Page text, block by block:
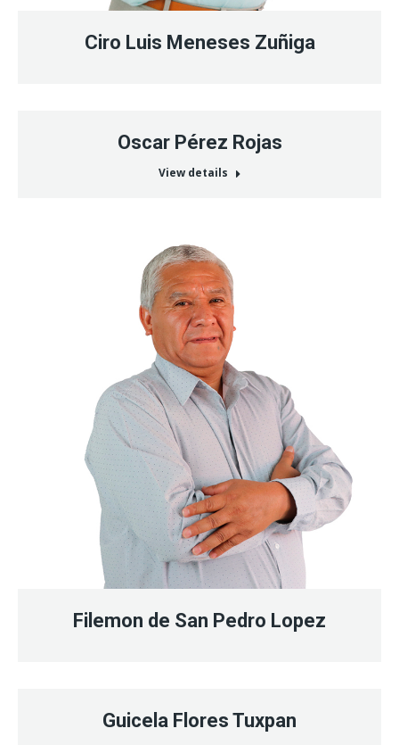
Ciro Luis Meneses Zuñiga
Oscar Pérez Rojas
View details
Filemon de San Pedro Lopez
Guicela Flores Tuxpan